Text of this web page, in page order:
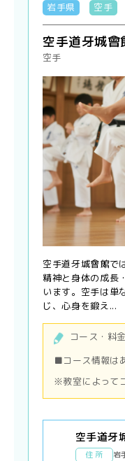
岩手県 空手
空手道牙城會
空手
空手道牙城會館で
精神と身体の成長
います。空手は単
じ、心身を鍛え...
コース・料
■コース情報は
※教室によって
空手道牙
住 所 岩